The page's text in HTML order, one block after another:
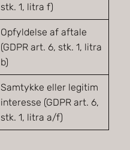
stk. 1, litra f)
Opfyldelse af aftale
(GDPR art. 6, stk. 1, litra
b)
Samtykke eller legitim
interesse (GDPR art. 6,
stk. 1, litra a/f)